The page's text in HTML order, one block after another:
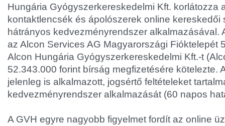
Hungária Gyógyszerkereskedelmi Kft. korlátozza
kontaktlencsék és ápolószerek online kereskedői
hátrányos kedvezményrendszer alkalmazásával.
az Alcon Services AG Magyarországi Fióktelepét
Alcon Hungária Gyógyszerkereskedelmi Kft.-t
52.343.000 forint bírság megfizetésére kötelezte.
jelenleg is alkalmazott, jogsértő feltételeket
kedvezményrendszer alkalmazását (60 napos
A GVH egyre nagyobb figyelmet fordít az online